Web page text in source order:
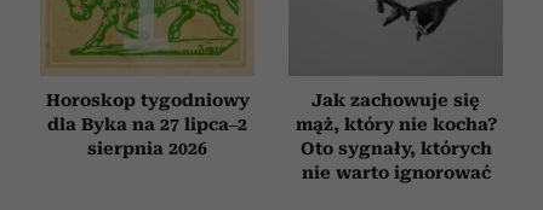
Horoskop tygodniowy
dla Byka na 27 lipca–2
sierpnia 2026
Jak zachowuje się
mąż, który nie kocha?
Oto sygnały, których
nie warto ignorować